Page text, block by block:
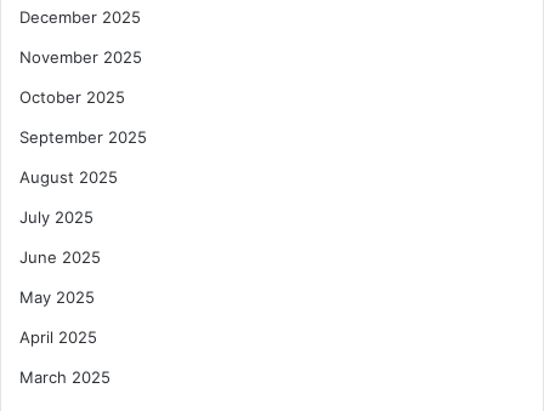
December 2025
November 2025
October 2025
September 2025
August 2025
July 2025
June 2025
May 2025
April 2025
March 2025